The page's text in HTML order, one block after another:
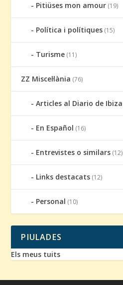
Pitiüses mon amour (19)
Política i polítiques (15)
Turisme (11)
ZZ Miscel·lània (76)
Articles al Diario de Ibiza
En Español (16)
Entrevistes o similars (12)
Links destacats (12)
Personal (10)
PIULADES
Els meus tuits